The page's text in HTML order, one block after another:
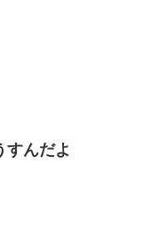
すんだよ